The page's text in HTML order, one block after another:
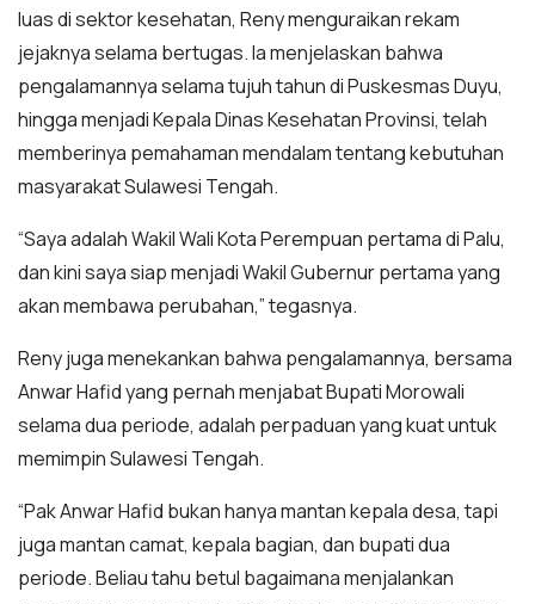
luas di sektor kesehatan, Reny menguraikan rekam
jejaknya selama bertugas. Ia menjelaskan bahwa
pengalamannya selama tujuh tahun di Puskesmas Duyu,
hingga menjadi Kepala Dinas Kesehatan Provinsi, telah
memberinya pemahaman mendalam tentang kebutuhan
masyarakat Sulawesi Tengah.
“Saya adalah Wakil Wali Kota Perempuan pertama di Palu,
dan kini saya siap menjadi Wakil Gubernur pertama yang
akan membawa perubahan,” tegasnya.
Reny juga menekankan bahwa pengalamannya, bersama
Anwar Hafid yang pernah menjabat Bupati Morowali
selama dua periode, adalah perpaduan yang kuat untuk
memimpin Sulawesi Tengah.
“Pak Anwar Hafid bukan hanya mantan kepala desa, tapi
juga mantan camat, kepala bagian, dan bupati dua
periode. Beliau tahu betul bagaimana menjalankan